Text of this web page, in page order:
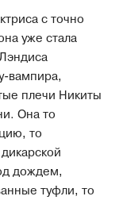
с точно
уже стала
вампира,
плечи Никиты
Она то
то
дождем,
туфли, то